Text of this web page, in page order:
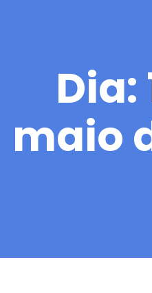
Dia:
maio